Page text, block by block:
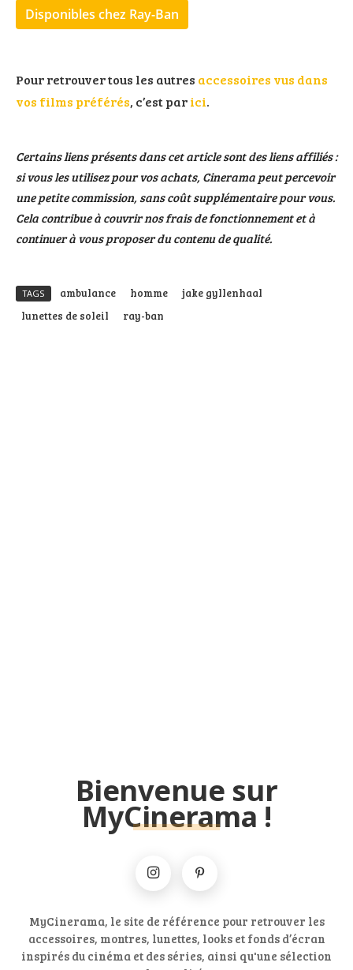
Disponibles chez Ray-Ban
Pour retrouver tous les autres accessoires vus dans
vos films préférés, c’est parici.
Certains liens présents dans cet article sont des liens affiliés :
si vous les utilisez pour vos achats, Cinerama peut percevoir
une petite commission, sans coût supplémentaire pour vous.
Cela contribue à couvrir nos frais de fonctionnement et à
continuer à vous proposer du contenu de qualité.
TAGS ambulance homme
jake gyllenhaal
lunettes de soleil
ray-ban
Bienvenue sur
MyCinerama !
MyCinerama, le site de référence pour retrouver les
accessoires, montres, lunettes, looks et fonds d’écran
inspirés du cinéma et des séries, ainsi qu'une sélection